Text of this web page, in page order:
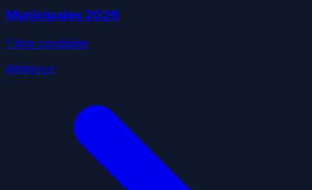
Municipales 2026
1 liste candidate
datagouv